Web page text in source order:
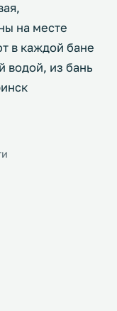
на месте
в каждой бане
водой, из бань